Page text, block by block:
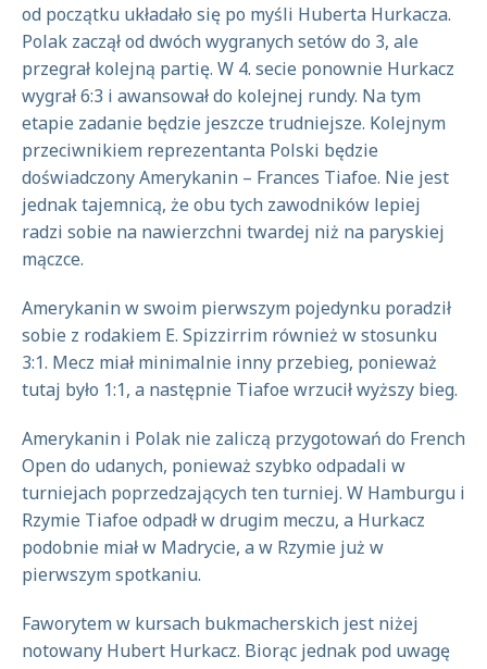
od początku układało się po myśli Huberta Hurkacza.
Polak zaczął od dwóch wygranych setów do 3, ale
przegrał kolejną partię. W 4. secie ponownie Hurkacz
wygrał 6:3 i awansował do kolejnej rundy. Na tym
etapie zadanie będzie jeszcze trudniejsze. Kolejnym
przeciwnikiem reprezentanta Polski będzie
doświadczony Amerykanin – Frances Tiafoe. Nie jest
jednak tajemnicą, że obu tych zawodników lepiej
radzi sobie na nawierzchni twardej niż na paryskiej
mączce.
Amerykanin w swoim pierwszym pojedynku poradził
sobie z rodakiem E. Spizzirrim również w stosunku
3:1. Mecz miał minimalnie inny przebieg, ponieważ
tutaj było 1:1, a następnie Tiafoe wrzucił wyższy bieg.
Amerykanin i Polak nie zaliczą przygotowań do French
Open do udanych, ponieważ szybko odpadali w
turniejach poprzedzających ten turniej. W Hamburgu i
Rzymie Tiafoe odpadł w drugim meczu, a Hurkacz
podobnie miał w Madrycie, a w Rzymie już w
pierwszym spotkaniu.
Faworytem w kursach bukmacherskich jest niżej
notowany Hubert Hurkacz. Biorąc jednak pod uwagę